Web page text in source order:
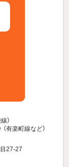
）
（有楽町線など）
27-27